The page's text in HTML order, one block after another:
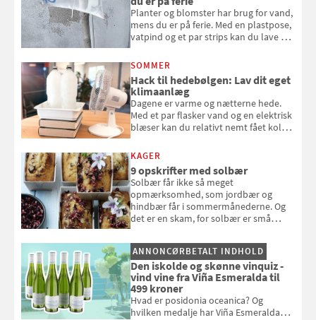
Planter og blomster har brug for vand,
mens du er på ferie. Med en plastpose,
vatpind og et par strips kan du lave dit
at bede naboen om at vande eller
komme hjem til døde planter
SOMMER
Hack til hedebølgen: Lav dit eget
klimaanlæg
Dagene er varme og nætterne hede.
Med et par flasker vand og en elektrisk
blæser kan du relativt nemt fået koldt
og se, hvordan du gør
KAGER
9 opskrifter med solbær
Solbær får ikke så meget
opmærksomhed, som jordbær og
hindbær får i sommermånederne. Og
det er en skam, for solbær er små
syre og dybde til dine desserter.
Samvirke har samlet 9 gode opskrifter
med det oversete sommerbær
ANNONCØRBETALT INDHOLD
Den iskolde og skønne vinquiz -
vind vine fra Viña Esmeralda til
499 kroner
Hvad er posidonia oceanica? Og
hvilken medalje har Viña Esmeralda